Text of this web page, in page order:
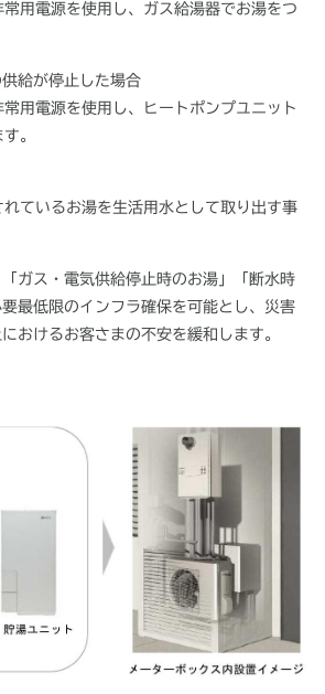
用電源を使用し、ガス給湯器でお湯をつ
給が停止した場合
用電源を使用し、ヒートポンプユニット
。
ているお湯を生活用水として取り出す事
ガス・電気供給停止時のお湯」「断水時
最低限のインフラ確保を可能とし、災害
おけるお客さまの不安を緩和します。